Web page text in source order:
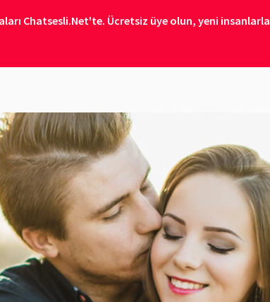
Chatsesli.Net'te. Ücretsiz üye olun, yeni insanlarla